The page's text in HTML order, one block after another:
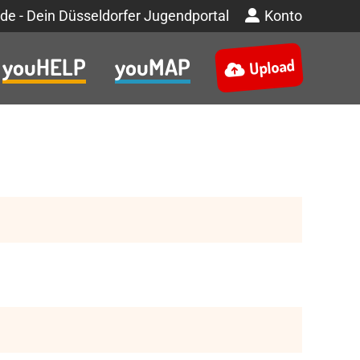
- Dein Düsseldorfer Jugendportal Konto
youHELP youMAP Upload